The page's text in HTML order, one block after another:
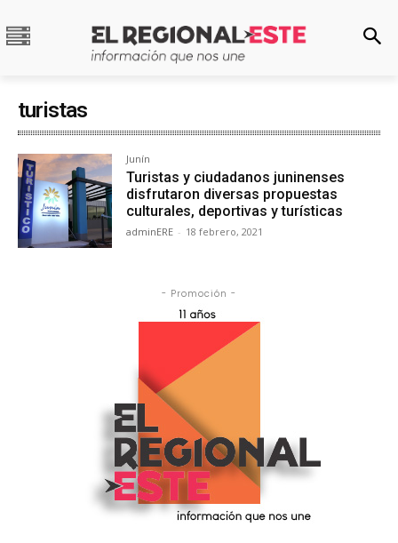
turistas
Junín
Turistas y ciudadanos juninenses
disfrutaron diversas propuestas
culturales, deportivas y turísticas
adminERE - 18 febrero, 2021
- Promoción -